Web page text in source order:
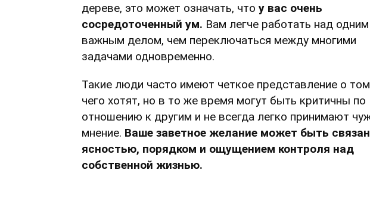
дереве, это может означать, что у вас очень
сосредоточенный ум. Вам легче работать над одним
важным делом, чем переключаться между многими
задачами одновременно.
Такие люди часто имеют четкое представление о
чего хотят, но в то же время могут быть критичны по
отношению к другим и не всегда легко принимают
мнение. Ваше заветное желание может быть
ясностью, порядком и ощущением контроля над
собственной жизнью.